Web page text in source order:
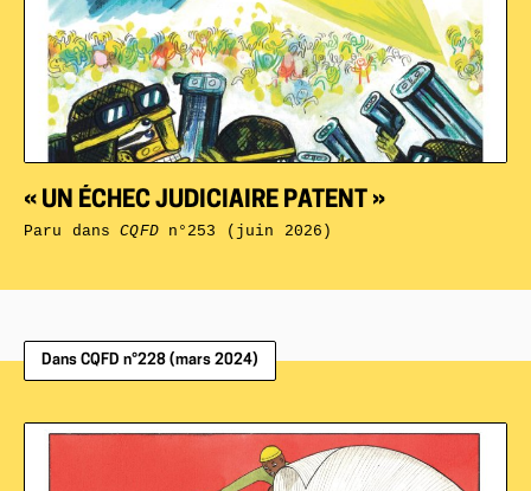
« UN ÉCHEC JUDICIAIRE PATENT »
Paru dansCQFDn°253 (juin 2026)
Dans CQFD n°228 (mars 2024)